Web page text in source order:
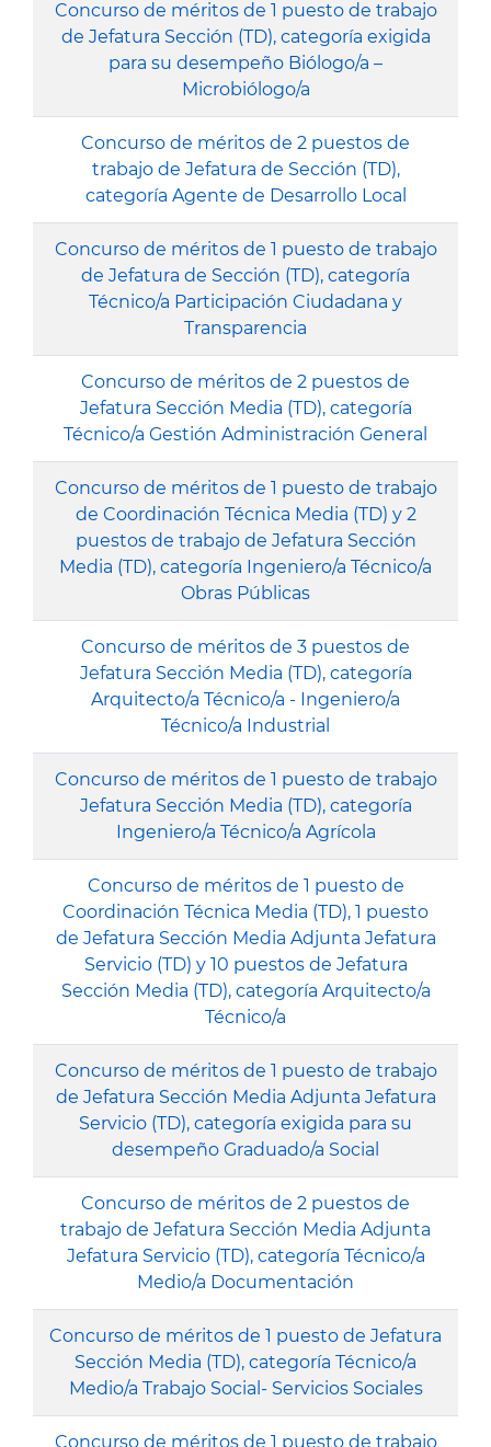
Concurso de méritos de 1 puesto de trabajo
de Jefatura Sección (TD), categoría exigida
para su desempeño Biólogo/a –
Microbiólogo/a
Concurso de méritos de 2 puestos de
trabajo de Jefatura de Sección (TD),
categoría Agente de Desarrollo Local
Concurso de méritos de 1 puesto de trabajo
de Jefatura de Sección (TD), categoría
Técnico/a Participación Ciudadana y
Transparencia
Concurso de méritos de 2 puestos de
Jefatura Sección Media (TD), categoría
Técnico/a Gestión Administración General
Concurso de méritos de 1 puesto de trabajo
de Coordinación Técnica Media (TD) y 2
puestos de trabajo de Jefatura Sección
Media (TD), categoría Ingeniero/a Técnico/a
Obras Públicas
Concurso de méritos de 3 puestos de
Jefatura Sección Media (TD), categoría
Arquitecto/a Técnico/a - Ingeniero/a
Técnico/a Industrial
Concurso de méritos de 1 puesto de trabajo
Jefatura Sección Media (TD), categoría
Ingeniero/a Técnico/a Agrícola
Concurso de méritos de 1 puesto de
Coordinación Técnica Media (TD), 1 puesto
de Jefatura Sección Media Adjunta Jefatura
Servicio (TD) y 10 puestos de Jefatura
Sección Media (TD), categoría Arquitecto/a
Técnico/a
Concurso de méritos de 1 puesto de trabajo
de Jefatura Sección Media Adjunta Jefatura
Servicio (TD), categoría exigida para su
desempeño Graduado/a Social
Concurso de méritos de 2 puestos de
trabajo de Jefatura Sección Media Adjunta
Jefatura Servicio (TD), categoría Técnico/a
Medio/a Documentación
Concurso de méritos de 1 puesto de Jefatura
Sección Media (TD), categoría Técnico/a
Medio/a Trabajo Social- Servicios Sociales
Concurso de méritos de 1 puesto de trabajo